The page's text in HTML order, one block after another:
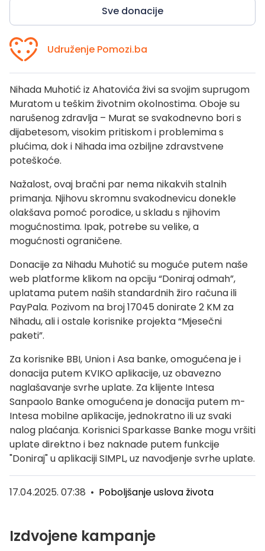
Sve donacije
Udruženje Pomozi.ba
Nihada Muhotić iz Ahatovića živi sa svojim suprugom
Muratom u teškim životnim okolnostima. Oboje su
narušenog zdravlja – Murat se svakodnevno bori s
dijabetesom, visokim pritiskom i problemima s
plućima, dok i Nihada ima ozbiljne zdravstvene
poteškoće.
Nažalost, ovaj bračni par nema nikakvih stalnih
primanja. Njihovu skromnu svakodnevicu donekle
olakšava pomoć porodice, u skladu s njihovim
mogućnostima. Ipak, potrebe su velike, a
mogućnosti ograničene.
Donacije za Nihadu Muhotić su moguće putem naše
web platforme klikom na opciju “Doniraj odmah”,
uplatama putem naših standardnih žiro računa ili
PayPala. Pozivom na broj 17045 donirate 2 KM za
Nihadu, ali i ostale korisnike projekta “Mjesečni
paketi”.
Za korisnike BBI, Union i Asa banke, omogućena je i
donacija putem KVIKO aplikacije, uz obavezno
naglašavanje svrhe uplate. Za klijente Intesa
Sanpaolo Banke omogućena je donacija putem m-
Intesa mobilne aplikacije, jednokratno ili uz svaki
nalog plaćanja. Korisnici Sparkasse Banke mogu vršiti
uplate direktno i bez naknade putem funkcije
"Doniraj" u aplikaciji SIMPL, uz navodjenje svrhe uplate.
17.04.2025. 07:38 • Poboljšanje uslova života
Izdvojene kampanje